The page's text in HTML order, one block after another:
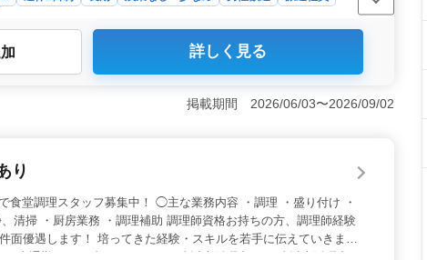
車検や点検、整備作業を担当します。これまでの整備経験
、オンとオフを切り替えやすい勤務体系です。残業もなく、
詳しく見る
掲載期間 2026/06/03〜2026/09/02
り
食堂調理スタッフ募集中！ ◯主な業務内容 ・調理 ・盛り付け ・
清掃 ・厨房業務 ・調理補助 調理師資格お持ちの方、調理師経験
面優遇します！ 培ってきた経験・スキルを若手に伝えていきませ